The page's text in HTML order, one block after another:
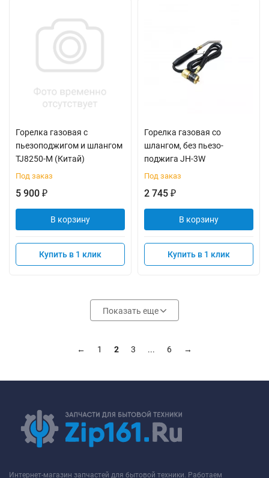
Горелка газовая с
пьезоподжигом и шлангом
TJ8250-М (Китай)
Под заказ
5 900 ₽
В корзину
Купить в 1 клик
Горелка газовая со
шлангом, без пьезо-
поджига JH-3W
Под заказ
2 745 ₽
В корзину
Купить в 1 клик
Показать еще
← 1 2 3 ... 6 →
Интернет-магазин запчастей для бытовой техники. Работаем